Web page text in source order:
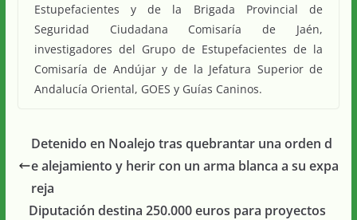
Estupefacientes y de la Brigada Provincial de
Seguridad Ciudadana Comisaría de Jaén,
investigadores del Grupo de Estupefacientes de la
Comisaría de Andújar y de la Jefatura Superior de
Andalucía Oriental, GOES y Guías Caninos.
Detenido en Noalejo tras quebrantar una orden d
e alejamiento y herir con un arma blanca a su expa
reja
Diputación destina 250.000 euros para proyectos